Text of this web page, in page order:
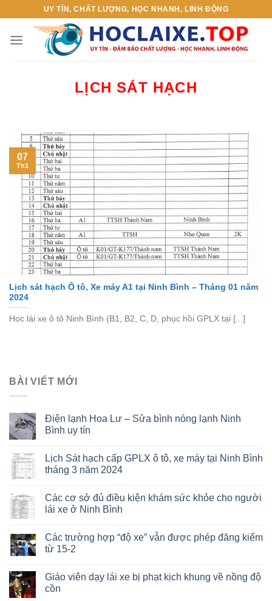
content
UY TÍN, CHẤT LƯỢNG, HỌC NHANH, LINH ĐỘNG
LỊCH SÁT HẠCH
Lịch sát hạch Ô tô, Xe máy A1 tại Ninh Bình – Tháng 01 năm
2024
Học lái xe ô tô Ninh Bình (B1, B2, C, D, phục hồi GPLX tại [...]
07
Th1
BÀI VIẾT MỚI
Điện lạnh Hoa Lư – Sửa bình nóng lạnh Ninh
Bình uy tín
Lịch Sát hạch cấp GPLX ô tô, xe máy tại Ninh Bình
tháng 3 năm 2024
Các cơ sở đủ điều kiện khám sức khỏe cho người
lái xe ở Ninh Bình
Các trường hợp “độ xe” vẫn được phép đăng kiểm
từ 15-2
Giáo viên dạy lái xe bị phạt kịch khung về nồng độ
cồn